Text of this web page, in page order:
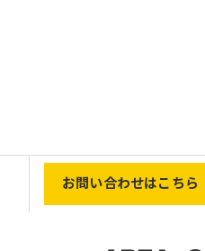
お問い合わせはこちら